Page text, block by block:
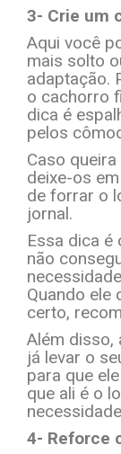
3- Crie um
Aqui você
mais solto
adaptação.
o cachorro
dica é
pelos
Caso
deixe-os
de forrar o
jornal.
Essa dica é
não
Quando ele
certo,
Além disso,
já levar o
para que
que ali é o
4- Reforce